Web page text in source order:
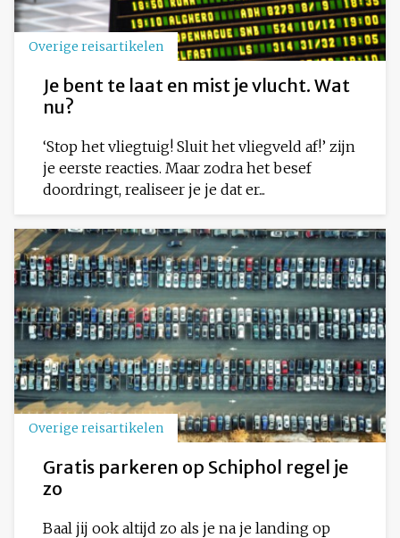
Overige reisartikelen
Je bent te laat en mist je vlucht. Wat
nu?
‘Stop het vliegtuig! Sluit het vliegveld af!’ zijn
je eerste reacties. Maar zodra het besef
doordringt, realiseer je je dat er...
Overige reisartikelen
Gratis parkeren op Schiphol regel je
zo
Baal jij ook altijd zo als je na je landing op